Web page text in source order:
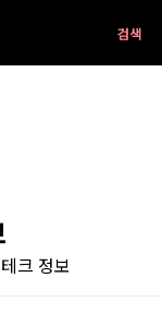
크 정보